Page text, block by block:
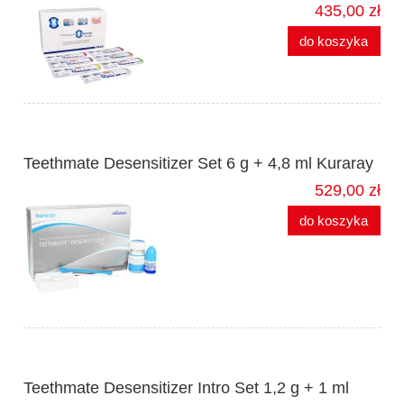
435,00 zł
do koszyka
Teethmate Desensitizer Set 6 g + 4,8 ml Kuraray
529,00 zł
do koszyka
Teethmate Desensitizer Intro Set 1,2 g + 1 ml